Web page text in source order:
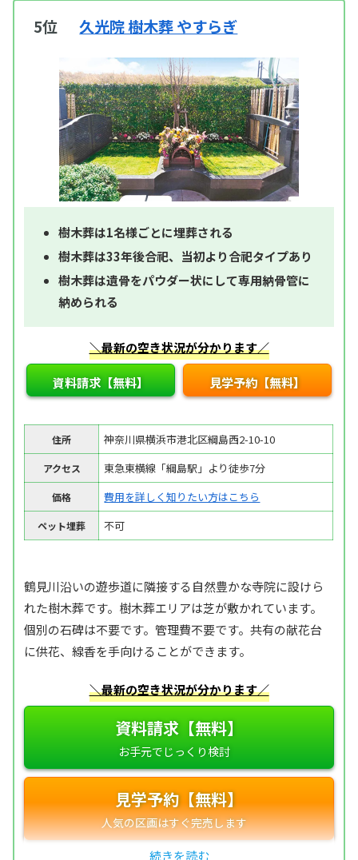
5位 久光院 樹木葬 やすらぎ
樹木葬は1名様ごとに埋葬される
樹木葬は33年後合祀、当初より合祀タイプあり
樹木葬は遺骨をパウダー状にして専用納骨管に
納められる
＼最新の空き状況が分かります／
資料請求【無料】 見学予約【無料】
住所 神奈川県横浜市港北区綱島西2-10-10
アクセス 東急東横線「綱島駅」より徒歩7分
価格 費用を詳しく知りたい方はこちら
ペット埋葬 不可
鶴見川沿いの遊歩道に隣接する自然豊かな寺院に設けら
れた樹木葬です。樹木葬エリアは芝が敷かれています。
個別の石碑は不要です。管理費不要です。共有の献花台
に供花、線香を手向けることができます。
＼最新の空き状況が分かります／
資料請求【無料】
見学予約【無料】